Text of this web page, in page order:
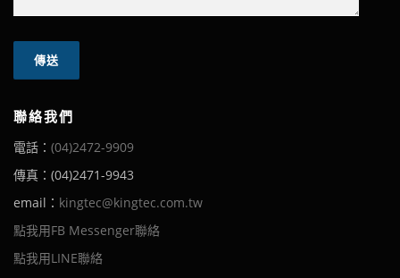
聯絡我們
電話： (04)2472-9909
傳真：(04)2471-9943
email： kingtec@kingtec.com.tw
點我用FB Messenger聯絡
點我用LINE聯絡